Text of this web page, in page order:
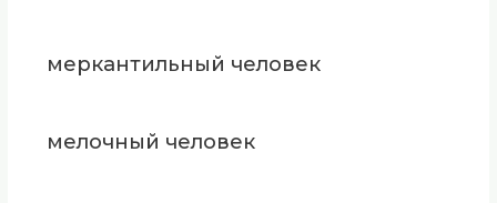
меркантильный человек
мелочный человек